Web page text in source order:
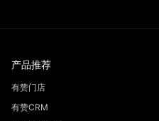
产品推荐
有赞门店
有赞CRM